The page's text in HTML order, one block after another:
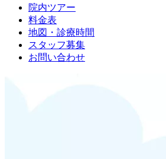
院内ツアー
料金表
地図・診療時間
スタッフ募集
お問い合わせ